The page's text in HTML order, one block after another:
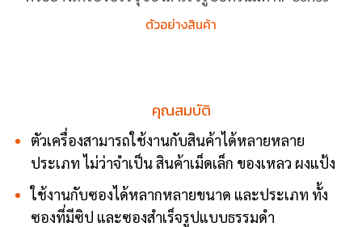
ตัวอย่างสินค้า
คุณสมบัติ
ตัวเครื่องสามารถใช้งานกับสินค้าได้หลายหลาย
ประเภท ไม่ว่าจำเป็น สินค้าเม็ดเล็ก ของเหลว ผงแป้ง
ใช้งานกับซองได้หลากหลายขนาด และประเภท ทั้ง
ซองที่มีซิป และซองสำเร็จรูปแบบธรรมดำ